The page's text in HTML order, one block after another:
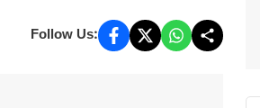
Follow Us: